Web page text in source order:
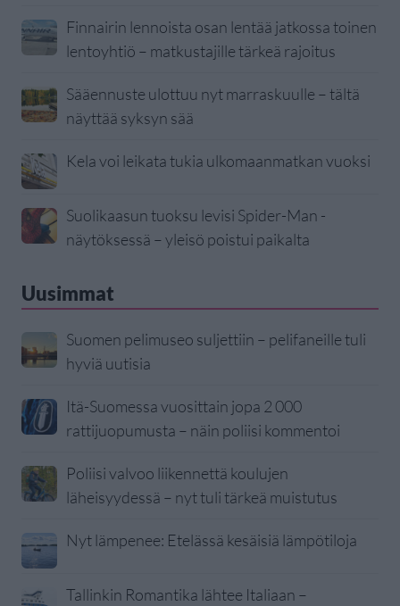
Finnairin lennoista osan lentää jatkossa toinen
lentoyhtiö – matkustajille tärkeä rajoitus
Sääennuste ulottuu nyt marraskuulle – tältä
näyttää syksyn sää
Kela voi leikata tukia ulkomaanmatkan vuoksi
Suolikaasun tuoksu levisi Spider-Man -
näytöksessä – yleisö poistui paikalta
Uusimmat
Suomen pelimuseo suljettiin – pelifaneille tuli
hyviä uutisia
Itä-Suomessa vuosittain jopa 2 000
rattijuopumusta – näin poliisi kommentoi
Poliisi valvoo liikennettä koulujen
läheisyydessä – nyt tuli tärkeä muistutus
Nyt lämpenee: Etelässä kesäisiä lämpötiloja
Tallinkin Romantika lähtee Italiaan –